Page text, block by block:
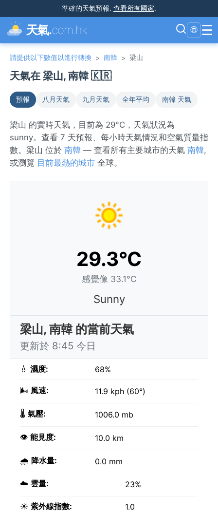
準確的天氣預報. 查看所有國家.
天氣.com.hk 🌐 ☰
請提供以下數值以進行轉換 > 南韓 > 梁山
天氣在 梁山, 南韓 🇰🇷
預報 八月天氣 九月天氣 全年平均 南韓 天氣
梁山 的實時天氣，目前為 29°C，天氣狀況為
sunny。查看 7 天預報、每小時天氣情況和空氣質量指
數。梁山 位於 南韓 — 查看所有主要城市的天氣 南韓,
或瀏覽 目前最熱的城市 全球。
29.3°C
感覺像 33.1°C
Sunny
梁山, 南韓 的當前天氣
更新於 8:45 今日
💧 濕度: 68%
🌬️ 風速: 11.9 kph (60°)
🌡️ 氣壓: 1006.0 mb
👁️ 能見度: 10.0 km
🌧️ 降水量: 0.0 mm
☁️ 雲量: 23%
☀️ 紫外線指數: 1.0